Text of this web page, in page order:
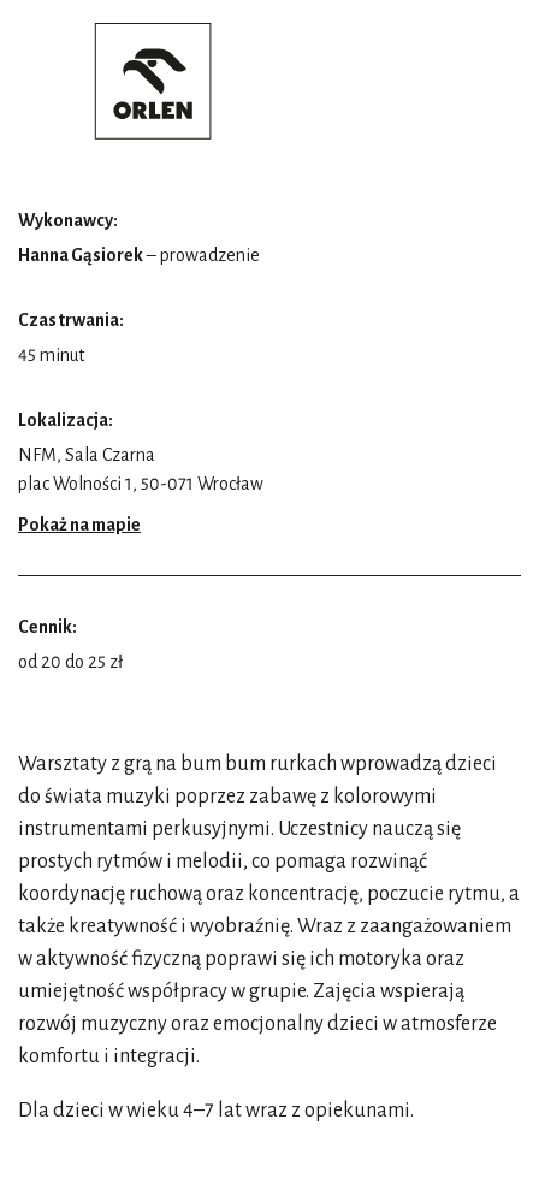
Wykonawcy:
Hanna Gąsiorek– prowadzenie
Czas trwania:
45 minut
Lokalizacja:
NFM, Sala Czarna
plac Wolności 1, 50-071 Wrocław
Pokaż na mapie
Cennik:
od 20 do 25 zł
Warsztaty z grą na bum bum rurkach wprowadzą dzieci
do świata muzyki poprzez zabawę z kolorowymi
instrumentami perkusyjnymi. Uczestnicy nauczą się
prostych rytmów i melodii, co pomaga rozwinąć
koordynację ruchową oraz koncentrację, poczucie rytmu, a
także kreatywność i wyobraźnię. Wraz z zaangażowaniem
w aktywność fizyczną poprawi się ich motoryka oraz
umiejętność współpracy w grupie. Zajęcia wspierają
rozwój muzyczny oraz emocjonalny dzieci w atmosferze
komfortu i integracji.
Dla dzieci w wieku 4–7 lat wraz z opiekunami.